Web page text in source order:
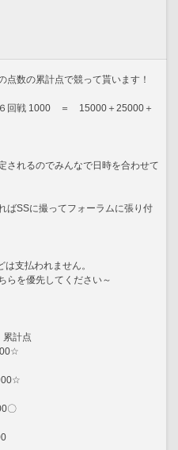
数の累計点で競って貰います！
回戦 1000　＝　15000＋25000＋
されるのでみんなで日時を合わせて
ばSSに撮ってフォーラムに張り付
支払われません。
らを優先してください～
累計点
〇